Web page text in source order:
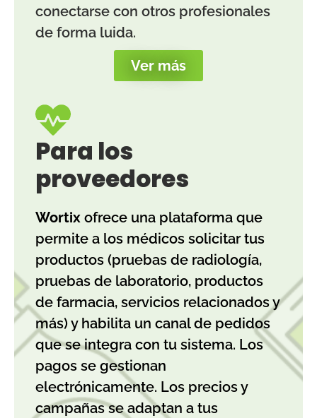
conectarse con otros profesionales
de forma luida.
Ver más
Para los
proveedores
Wortix ofrece una plataforma que
permite a los médicos solicitar tus
productos (pruebas de radiología,
pruebas de laboratorio, productos
de farmacia, servicios relacionados y
más) y habilita un canal de pedidos
que se integra con tu sistema. Los
pagos se gestionan
electrónicamente. Los precios y
campañas se adaptan a tus